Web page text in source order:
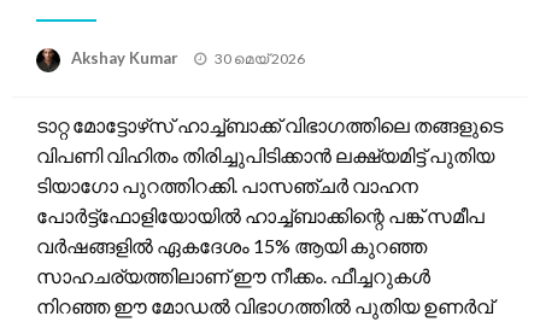
Akshay Kumar
Posted
30 മെയ്‌ 2026
ടാറ്റ മോട്ടോഴ്‌സ് ഹാച്ച്ബാക്ക് വിഭാഗത്തിലെ തങ്ങളുടെ
വിപണി വിഹിതം തിരിച്ചുപിടിക്കാൻ ലക്ഷ്യമിട്ട് പുതിയ
ടിയാഗോ പുറത്തിറക്കി. പാസഞ്ചർ വാഹന
പോർട്ട്‌ഫോളിയോയിൽ ഹാച്ച്ബാക്കിന്റെ പങ്ക് സമീപ
വർഷങ്ങളിൽ ഏകദേശം 15% ആയി കുറഞ്ഞ
സാഹചര്യത്തിലാണ് ഈ നീക്കം. ഫീച്ചറുകൾ
നിറഞ്ഞ ഈ മോഡൽ വിഭാഗത്തിൽ പുതിയ ഉണർവ്